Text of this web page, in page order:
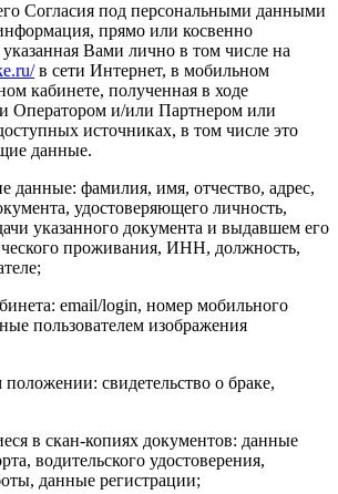
Согласия под персональными данными
прямо или косвенно
Вами лично в том числе на
в сети Интернет, в мобильном
кабинете, полученная в ходе
Оператором и/или Партнером или
источниках, в том числе это
данные.
фамилия, имя, отчество, адрес,
удостоверяющего личность,
указанного документа и выдавшем его
проживания, ИНН, должность,
email/login, номер мобильного
пользователем изображения
свидетельство о браке,
в скан-копиях документов: данные
водительского удостоверения,
данные регистрации;